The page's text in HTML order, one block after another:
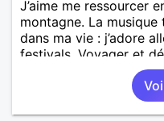
J’aime me ressourcer
montagne. La
dans ma vie : j’adore
festivals. Voyager et
cultures, c’est ce qui
rencontrer quelqu’un
moments simples et